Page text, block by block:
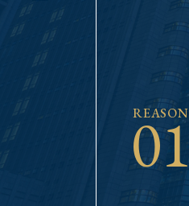
REASON
01